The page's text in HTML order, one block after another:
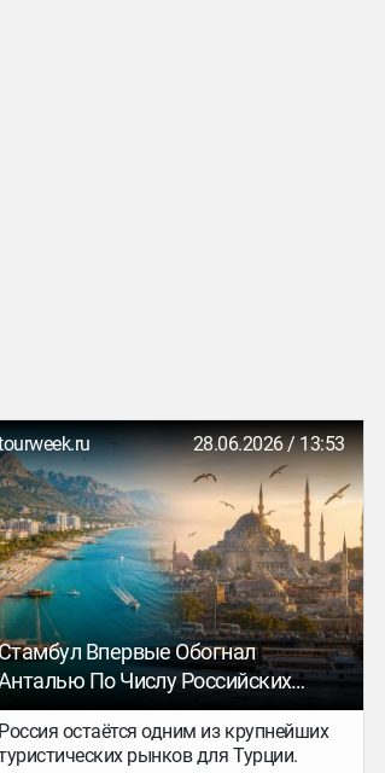
28.06.2026 / 13:53
Впервые Обогнал
По Числу Российских
Россия остаётся одним из крупнейших
рынков для Турции.